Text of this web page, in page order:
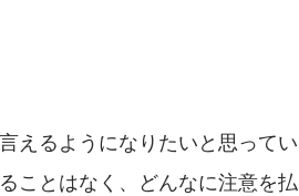
えるようになりたいと思ってい
ことはなく、どんなに注意を払